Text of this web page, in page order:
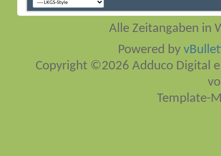
Alle Zeitangaben in
Powered by
Copyright ©2026 Adduco Digital
Template-